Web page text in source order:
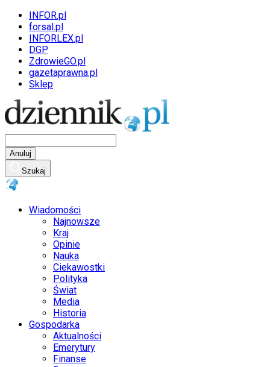
INFOR.pl
forsal.pl
INFORLEX.pl
DGP
ZdrowieGO.pl
gazetaprawna.pl
Sklep
Anuluj
Szukaj
Wiadomości
Najnowsze
Kraj
Opinie
Nauka
Ciekawostki
Polityka
Świat
Media
Historia
Gospodarka
Aktualności
Emerytury
Finanse